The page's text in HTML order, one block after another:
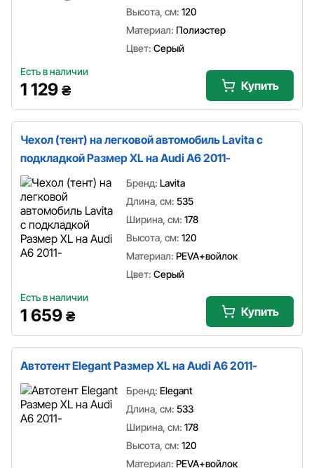
Высота, см: 120
Материал: Полиэстер
Цвет: Серый
Есть в наличии
1 129 ₴ Купить
Чехол (тент) на легковой автомобиль Lavita с
подкладкой Размер XL на Audi A6 2011-
Бренд: Lavita
Длина, см: 535
Ширина, см: 178
Высота, см: 120
Материал: PEVA+войлок
Цвет: Серый
Есть в наличии
1 659 ₴ Купить
Автотент Elegant Размер XL на Audi A6 2011-
Бренд: Elegant
Длина, см: 533
Ширина, см: 178
Высота, см: 120
Материал: PEVA+войлок